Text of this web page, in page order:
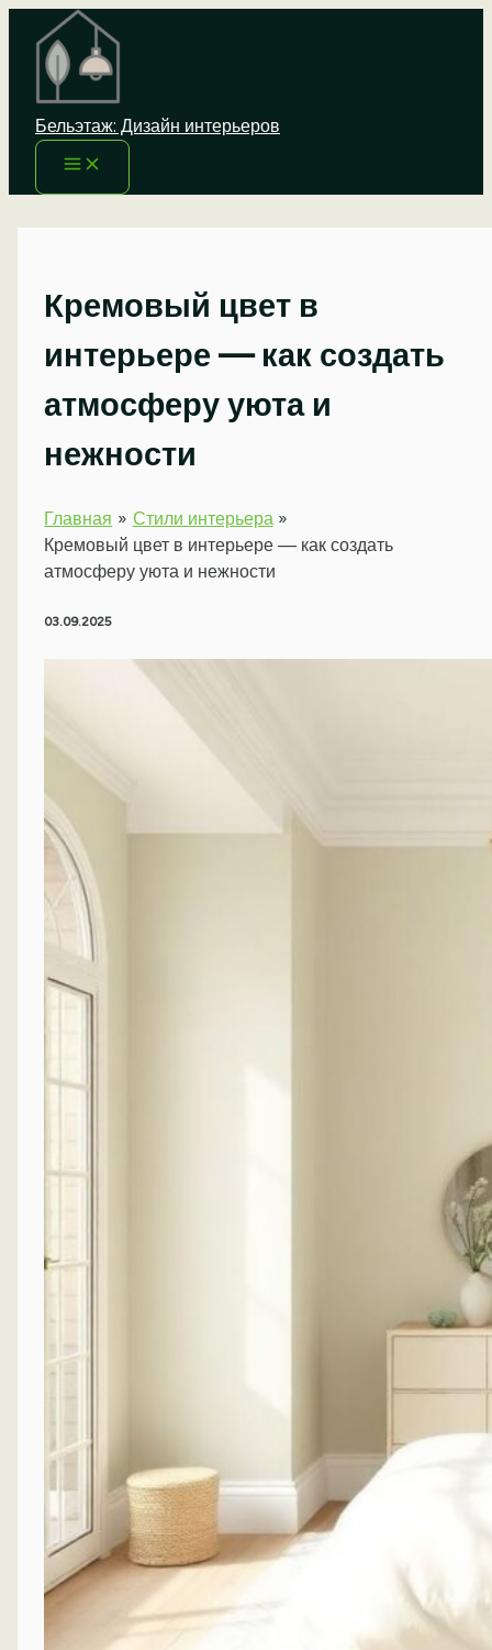
Перейти
содержимому
Бельэтаж: Дизайн интерьеров
Кремовый цвет в
интерьере — как создать
атмосферу уюта и
нежности
Главная
Стили интерьера
Кремовый цвет в интерьере — как создать
атмосферу уюта и нежности
03.09.2025